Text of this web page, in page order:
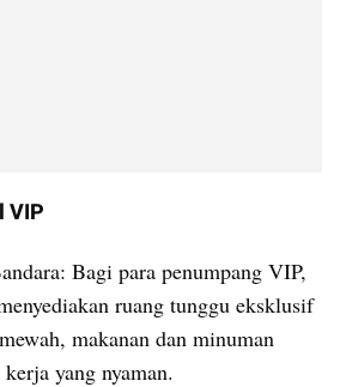
VIP
Bagi para penumpang VIP,
ruang tunggu eksklusif
makanan dan minuman
yang nyaman.